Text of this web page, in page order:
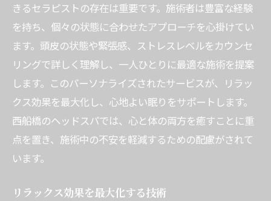
きるセラピストの存在は重要です。施術者は豊富な経験
を持ち、個々の状態に合わせたアプローチを心掛けてい
ます。頭皮の状態や緊張感、ストレスレベルをカウンセ
リングで詳しく理解し、一人ひとりに最適な施術を提案
します。このパーソナライズされたサービスが、リラッ
クス効果を最大化し、心地よい眠りをサポートします。
西船橋のヘッドスパでは、心と体の両方を癒すことに重
点を置き、施術中の不安を軽減するための配慮がされて
います。
リラックス効果を最大化する技術